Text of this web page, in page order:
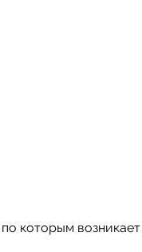
по которым